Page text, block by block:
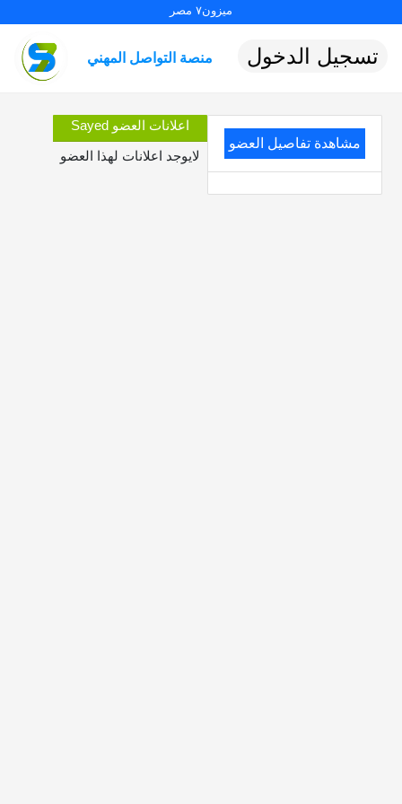
ميزون٧ مصر
منصة التواصل المهني تسجيل الدخول
مشاهدة تفاصيل العضو
اعلانات العضو Sayed
لايوجد اعلانات لهذا العضو